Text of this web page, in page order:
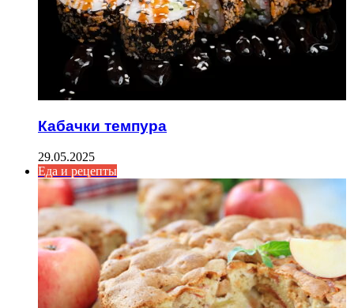
Кабачки темпура
29.05.2025
Еда и рецепты